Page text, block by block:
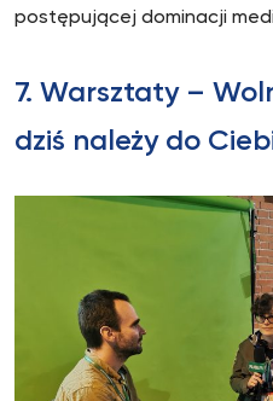
postępującej dominacji
7. Warsztaty –
dziś należy do